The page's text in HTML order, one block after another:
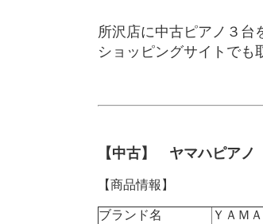
所沢店に中古ピアノ３台
ショッピングサイトでも
【中古】 ヤマハピア
【商品情報】
ブランド名
ＹＡＭ